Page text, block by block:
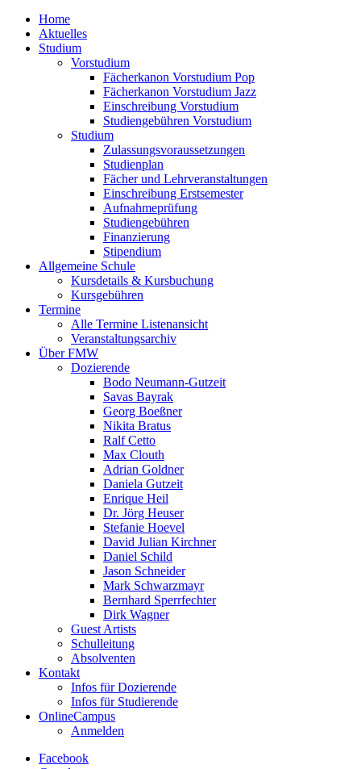
Home
Aktuelles
Studium
Vorstudium
Fächerkanon Vorstudium Pop
Fächerkanon Vorstudium Jazz
Einschreibung Vorstudium
Studiengebühren Vorstudium
Studium
Zulassungsvoraussetzungen
Studienplan
Fächer und Lehrveranstaltungen
Einschreibung Erstsemester
Aufnahmeprüfung
Studiengebühren
Finanzierung
Stipendium
Allgemeine Schule
Kursdetails & Kursbuchung
Kursgebühren
Termine
Alle Termine Listenansicht
Veranstaltungsarchiv
Über FMW
Dozierende
Bodo Neumann-Gutzeit
Savas Bayrak
Georg Boeßner
Nikita Bratus
Ralf Cetto
Max Clouth
Adrian Goldner
Daniela Gutzeit
Enrique Heil
Dr. Jörg Heuser
Stefanie Hoevel
David Julian Kirchner
Daniel Schild
Jason Schneider
Mark Schwarzmayr
Bernhard Sperrfechter
Dirk Wagner
Guest Artists
Schulleitung
Absolventen
Kontakt
Infos für Dozierende
Infos für Studierende
OnlineCampus
Anmelden
Facebook